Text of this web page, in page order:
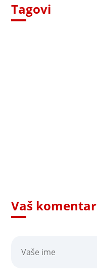
Tagovi
Vaš komentar